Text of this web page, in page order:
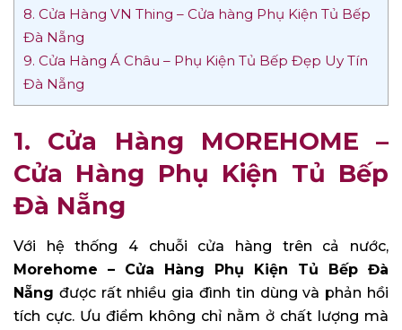
8. Cửa Hàng VN Thing – Cửa hàng Phụ Kiện Tủ Bếp
Đà Nẵng
9. Cửa Hàng Á Châu – Phụ Kiện Tủ Bếp Đẹp Uy Tín
Đà Nẵng
1. Cửa Hàng MOREHOME –
Cửa Hàng Phụ Kiện Tủ Bếp
Đà Nẵng
Với hệ thống 4 chuỗi cửa hàng trên cả nước,
Morehome – Cửa Hàng Phụ Kiện Tủ Bếp Đà
Nẵng được rất nhiều gia đình tin dùng và phản hồi
tích cực. Ưu điểm không chỉ nằm ở chất lượng mà